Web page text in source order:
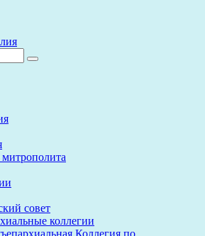
совет
коллегии
Коллегия по